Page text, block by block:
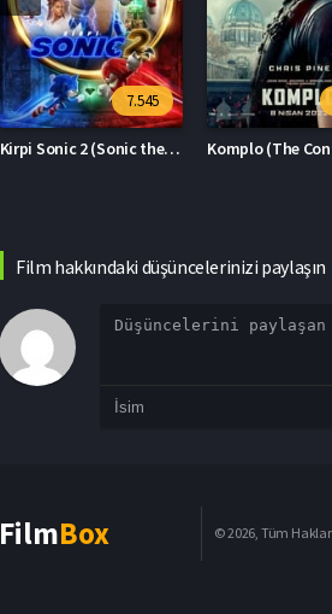
6.394
Komplo (The Contractor)
Film hakkındaki düşüncelerinizi paylaşın
FilmBox © 2026, Tüm